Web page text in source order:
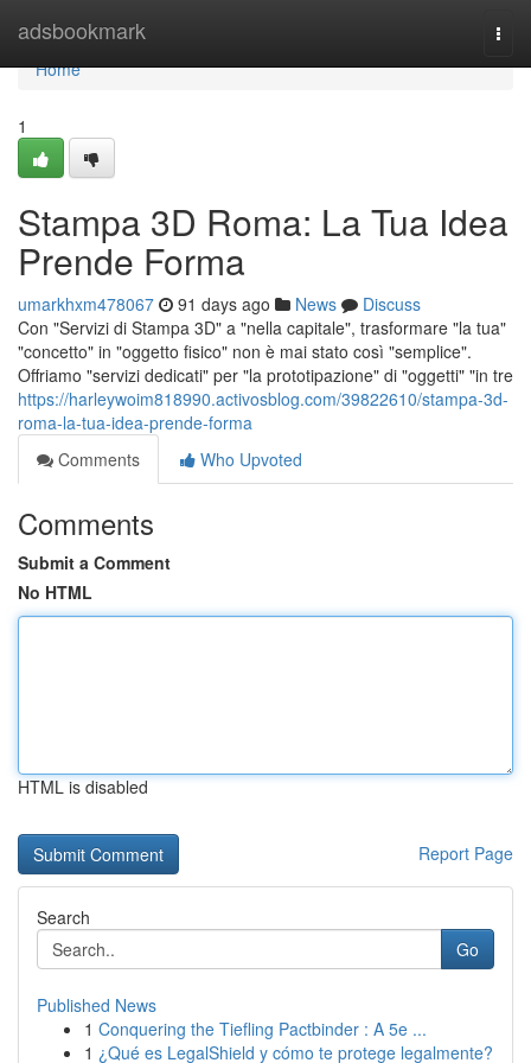
adsbookmark
Home
Home
1
Stampa 3D Roma: La Tua Idea
Prende Forma
umarkhxm478067 91 days ago News
Discuss
Con "Servizi di Stampa 3D" a "nella capitale", trasformare "la tua"
"concetto" in "oggetto fisico" non è mai stato così "semplice".
Offriamo "servizi dedicati" per "la prototipazione" di "oggetti" "in tre
https://harleywoim818990.activosblog.com/39822610/stampa-3d-
roma-la-tua-idea-prende-forma
Comments
Who Upvoted
Comments
Submit a Comment
No HTML
HTML is disabled
Report Page
Search
Go
Published News
1 Conquering the Tiefling Pactbinder : A 5e ...
1 ¿Qué es LegalShield y cómo te protege legalmente?